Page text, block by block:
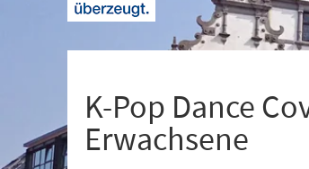
K-Pop Dance
Erwachsene